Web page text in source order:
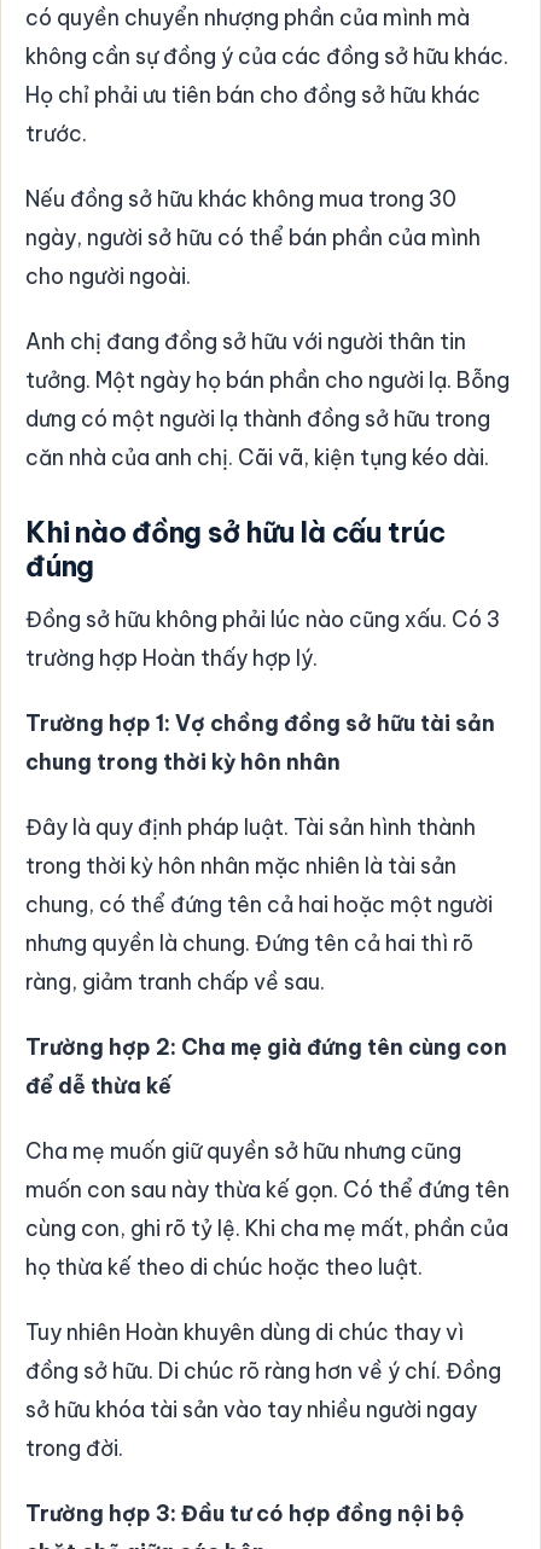
có quyền chuyển nhượng phần của mình mà
không cần sự đồng ý của các đồng sở hữu khác.
Họ chỉ phải ưu tiên bán cho đồng sở hữu khác
trước.
Nếu đồng sở hữu khác không mua trong 30
ngày, người sở hữu có thể bán phần của mình
cho người ngoài.
Anh chị đang đồng sở hữu với người thân tin
tưởng. Một ngày họ bán phần cho người lạ. Bỗng
dưng có một người lạ thành đồng sở hữu trong
căn nhà của anh chị. Cãi vã, kiện tụng kéo dài.
Khi nào đồng sở hữu là cấu trúc
đúng
Đồng sở hữu không phải lúc nào cũng xấu. Có 3
trường hợp Hoàn thấy hợp lý.
Trường hợp 1: Vợ chồng đồng sở hữu tài sản
chung trong thời kỳ hôn nhân
Đây là quy định pháp luật. Tài sản hình thành
trong thời kỳ hôn nhân mặc nhiên là tài sản
chung, có thể đứng tên cả hai hoặc một người
nhưng quyền là chung. Đứng tên cả hai thì rõ
ràng, giảm tranh chấp về sau.
Trường hợp 2: Cha mẹ già đứng tên cùng con
để dễ thừa kế
Cha mẹ muốn giữ quyền sở hữu nhưng cũng
muốn con sau này thừa kế gọn. Có thể đứng tên
cùng con, ghi rõ tỷ lệ. Khi cha mẹ mất, phần của
họ thừa kế theo di chúc hoặc theo luật.
Tuy nhiên Hoàn khuyên dùng di chúc thay vì
đồng sở hữu. Di chúc rõ ràng hơn về ý chí. Đồng
sở hữu khóa tài sản vào tay nhiều người ngay
trong đời.
Trường hợp 3: Đầu tư có hợp đồng nội bộ